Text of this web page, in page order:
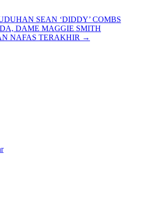
SEAN ‘DIDDY’ COMBS
DAME MAGGIE SMITH
NAFAS TERAKHIR →